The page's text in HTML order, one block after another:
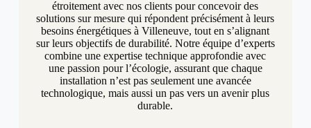
étroitement avec nos clients pour concevoir des
solutions sur mesure qui répondent précisément à leurs
besoins énergétiques à Villeneuve, tout en s’alignant
sur leurs objectifs de durabilité. Notre équipe d’experts
combine une expertise technique approfondie avec
une passion pour l’écologie, assurant que chaque
installation n’est pas seulement une avancée
technologique, mais aussi un pas vers un avenir plus
durable.